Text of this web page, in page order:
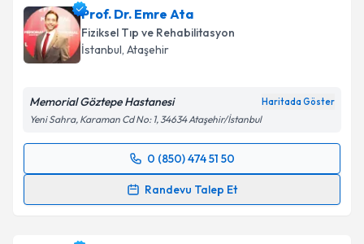
Prof. Dr. Emre Ata
Fiziksel Tıp ve Rehabilitasyon
İstanbul, Ataşehir
Memorial Göztepe Hastanesi Haritada Göster
Yeni Sahra, Karaman Cd No: 1, 34634 Ataşehir/İstanbul
0 (850) 474 51 50
Randevu Talep Et
Randevu Takvimi Talebi